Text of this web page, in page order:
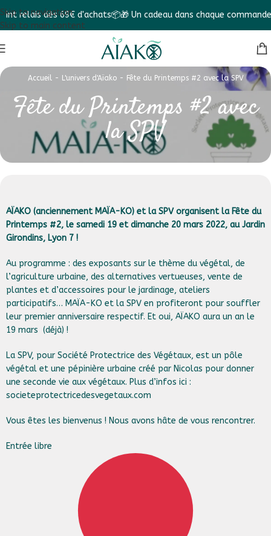
Skip to navigation
Skip to main content
dès 69€ d'achats📦🎁 Un cadeau dans chaque commande ! 🎁
Accueil- L'univers d'Aïako- Fête du Printemps #2 avec la SPV
Fête du Printemps #2 avec
la SPV
AÏAKO (anciennement MAÏA-KO) et la SPV organisent la Fête du
Printemps #2, le samedi 19 et dimanche 20 mars 2022, au Jardin
Girondins, Lyon 7 !
Au programme : des exposants sur le thème du végétal, de
l’agriculture urbaine, des alternatives vertueuses, vente de
plantes et d’accessoires pour le jardinage, ateliers
participatifs… MAÏA-KO et la SPV en profiteront pour souffler
leur premier anniversaire respectif. Et oui, AÏAKO aura un an le
19 mars (déjà) !
La SPV, pour Société Protectrice des Végétaux, est un pôle
végétal et une pépinière urbaine créé par Nicolas pour donner
une seconde vie aux végétaux. Plus d’infos ici :
societeprotectricedesvegetaux.com
Vous êtes les bienvenus ! Nous avons hâte de vous rencontrer.
Entrée libre